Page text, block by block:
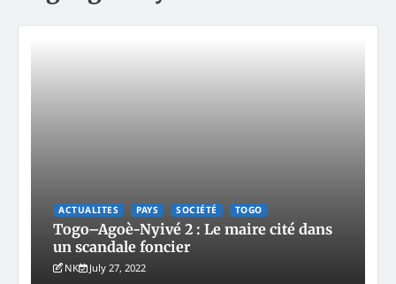
ACTUALITES PAYS SOCIÉTÉ TOGO
Togo–Agoè-Nyivé 2 : Le maire cité dans
un scandale foncier
NK July 27, 2022